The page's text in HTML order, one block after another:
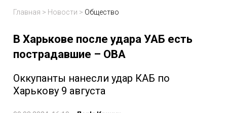
Главная > Новости > Общество
В Харькове после удара УАБ есть
пострадавшие – ОВА
Оккупанты нанесли удар КАБ по
Харькову 9 августа